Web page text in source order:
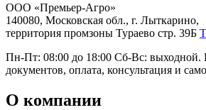
ООО «Премьер-Агро»
140080, Московская обл., г. Лыткарино,
территория промзоны Тураево стр. 39Б
Пн-Пт: 08:00 до 18:00 Сб-Вс: выходной.
документов, оплата, консультация и
О компании